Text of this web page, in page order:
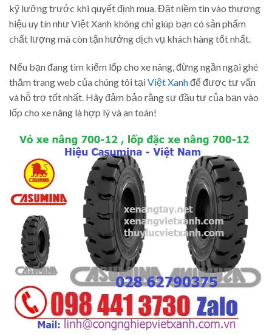
kỹ lưỡng trước khi quyết định mua. Đặt niềm tin vào thương
hiệu uy tín như Việt Xanh không chỉ giúp bạn có sản phẩm
chất lượng mà còn tận hưởng dịch vụ khách hàng tốt nhất.
Nếu bạn đang tìm kiếm lốp cho xe nâng, đừng ngần ngại ghé
thăm trang web của chúng tôi tạiViệt Xanhđể được tư vấn
và hỗ trợ tốt nhất. Hãy đảm bảo rằng sự đầu tư của bạn vào
lốp cho xe nâng là hợp lý và an toàn!